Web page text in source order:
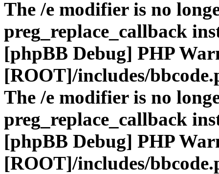
The /e modifier is no
preg_replace_callback
[phpBB Debug] PHP
[ROOT]/includes/
The /e modifier is no
preg_replace_callback
[phpBB Debug] PHP
[ROOT]/includes/